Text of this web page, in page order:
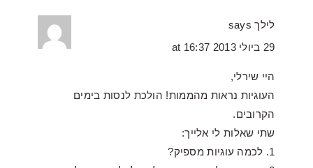
לילך says
29 ביולי 2013 at 16:37
היי שירלי,
העוגיות נראות מהממות! הולכת לנסות בימים
הקרובים.
שתי שאלות לי אלייך:
1. לכמה עוגיות מספיק?